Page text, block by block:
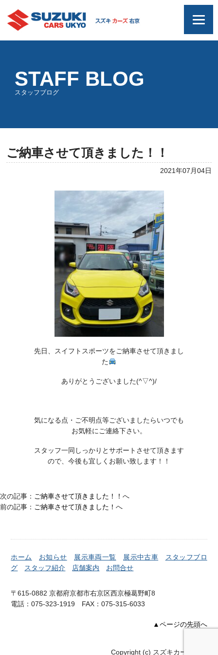
STAFF BLOG
スタッフブログ
ご納車させて頂きました！！
2021年07月04日
先日、スイフトスポーツをご納車させて頂きまし
た
ありがとうございました(^▽^)/
気になる点・ご不明点等ございましたらいつでも
お気軽にご連絡下さい。
スタッフ一同しっかりとサポートさせて頂きます
ので、今後も宜しくお願い致します！！
次の記事： ご納車させて頂きました！！ へ
前の記事： ご納車させて頂きました！ へ
ホーム お知らせ 展示車両一覧 展示中古車
スタッフブロ
グ
スタッフ紹介 店舗案内 お問合せ
〒615-0882 京都府京都市右京区西京極葛野町8
電話：075-323-1919 FAX：075-315-6033
▲ページの先頭へ
Copyright (c) スズキカーズ右京